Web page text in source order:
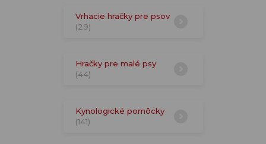
Vrhacie hračky pre psov
(29)
Hračky pre malé psy
(44)
Kynologické pomôcky
(141)